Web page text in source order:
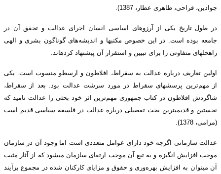
جوادین، فراحی، طاهری عطار، 1387).
در طول تاریخ یکی از آرزوهای اساسی انسان اجرای عدالت و تحقق آن در
جامعه بوده است. در این خصوص مکتب­ها و اندیشه‌های گوناگون بشری و الهی
راه­حل­های متفاوتی را برای تبیین و استقرار آن پیشنهاد کرده­اند.
اولین تعاریف درباره عدالت به سقراط، افلاطون و ارسطو منسوب است. یکی
از مهم‌ترین پرسش­های سقراط در مورد سرشت عدالت بود. بعد از سقراط،
شاگردش افلاطون در کتاب جمهوری مهم‌ترین اثر خود بحثی را عدالت نامید که
نخستین و قدیمی­ترین بحث تفصیلی درباره عدالت در فلسفه سیاسی قدیم است
(مرامی، 1378).
عدالت سازمانی اگرچه خود دارای عوامل متعددی است اما وجود آن در سازمان
موجب افزایش انگیزه و به تبع آن موجب ارتقای سازمان می­شود که از آثار مثبت
آن می­توان به افزایش بهره‌وری و حقوق و مزایای کارکنان شده در مجموع برآیند